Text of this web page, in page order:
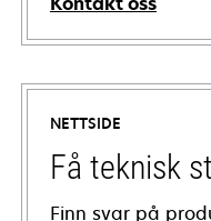
NETTSIDE
Få teknisk
Finn svar på